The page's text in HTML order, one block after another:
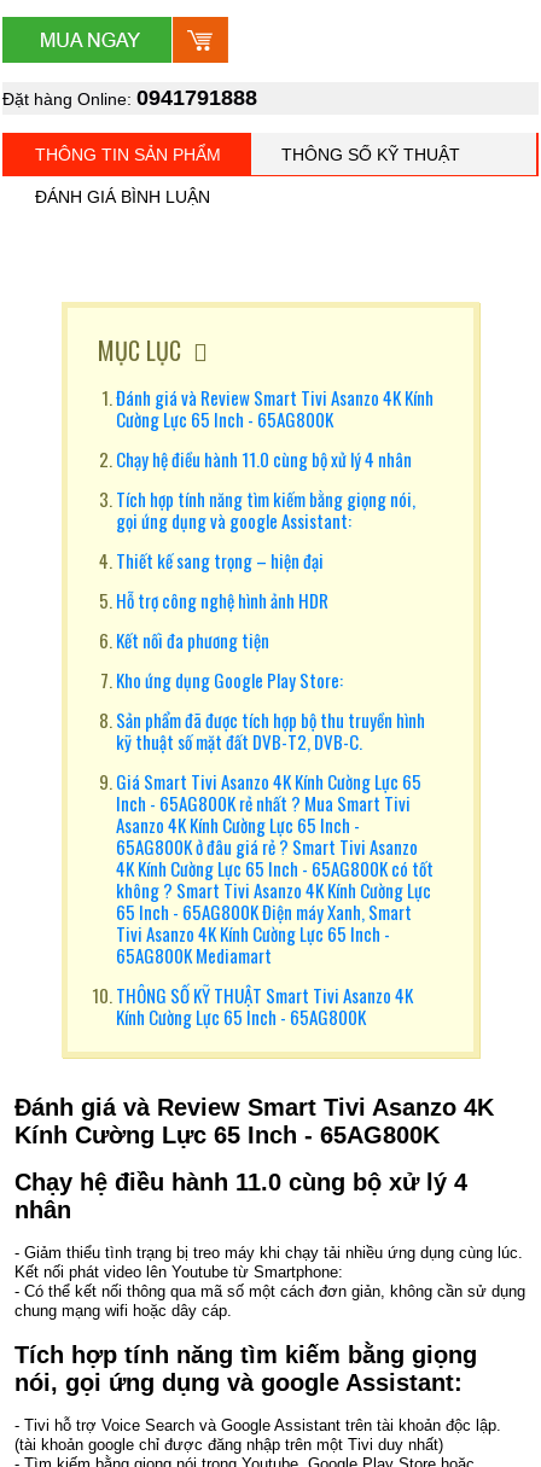
Đặt hàng Online: 0941791888
THÔNG TIN SẢN PHẨM THÔNG SỐ KỸ THUẬT
ĐÁNH GIÁ BÌNH LUẬN
MỤC LỤC
Đánh giá và Review Smart Tivi Asanzo 4K Kính
Cường Lực 65 Inch - 65AG800K
Chạy hệ điều hành 11.0 cùng bộ xử lý 4 nhân
Tích hợp tính năng tìm kiếm bằng giọng nói,
gọi ứng dụng và google Assistant:
Thiết kế sang trọng – hiện đại
Hỗ trợ công nghệ hình ảnh HDR
Kết nối đa phương tiện
Kho ứng dụng Google Play Store:
Sản phẩm đã được tích hợp bộ thu truyền hình
kỹ thuật số mặt đất DVB-T2, DVB-C.
Giá Smart Tivi Asanzo 4K Kính Cường Lực 65
Inch - 65AG800K rẻ nhất ? Mua Smart Tivi
Asanzo 4K Kính Cường Lực 65 Inch -
65AG800K ở đâu giá rẻ ? Smart Tivi Asanzo
4K Kính Cường Lực 65 Inch - 65AG800K có tốt
không ? Smart Tivi Asanzo 4K Kính Cường Lực
65 Inch - 65AG800K Điện máy Xanh, Smart
Tivi Asanzo 4K Kính Cường Lực 65 Inch -
65AG800K Mediamart
THÔNG SỐ KỸ THUẬT Smart Tivi Asanzo 4K
Kính Cường Lực 65 Inch - 65AG800K
Đánh giá và Review Smart Tivi Asanzo 4K
Kính Cường Lực 65 Inch - 65AG800K
Chạy hệ điều hành 11.0 cùng bộ xử lý 4
nhân
- Giảm thiểu tình trạng bị treo máy khi chạy tải nhiều ứng dụng cùng lúc.
Kết nối phát video lên Youtube từ Smartphone:
- Có thể kết nối thông qua mã số một cách đơn giản, không cần sử dụng
chung mạng wifi hoặc dây cáp.
Tích hợp tính năng tìm kiếm bằng giọng
nói, gọi ứng dụng và google Assistant:
- Tivi hỗ trợ Voice Search và Google Assistant trên tài khoản độc lập.
(tài khoản google chỉ được đăng nhập trên một Tivi duy nhất)